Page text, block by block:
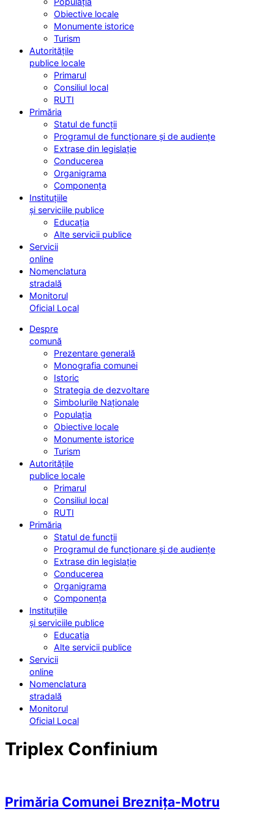
Obiective locale
Monumente istorice
Turism
Autoritățile
publice locale
Primarul
Consiliul local
RUTI
Primăria
Statul de funcții
Programul de funcționare și de audiențe
Extrase din legislație
Conducerea
Organigrama
Componența
Instituțiile
și serviciile publice
Educația
Alte servicii publice
Servicii
online
Nomenclatura
stradală
Monitorul
Oficial Local
Despre
comună
Prezentare generală
Monografia comunei
Istoric
Strategia de dezvoltare
Simbolurile Naționale
Populația
Obiective locale
Monumente istorice
Turism
Autoritățile
publice locale
Primarul
Consiliul local
RUTI
Primăria
Statul de funcții
Programul de funcționare și de audiențe
Extrase din legislație
Conducerea
Organigrama
Componența
Instituțiile
și serviciile publice
Educația
Alte servicii publice
Servicii
online
Nomenclatura
stradală
Monitorul
Oficial Local
Triplex Confinium
Primăria Comunei Breznița-Motru